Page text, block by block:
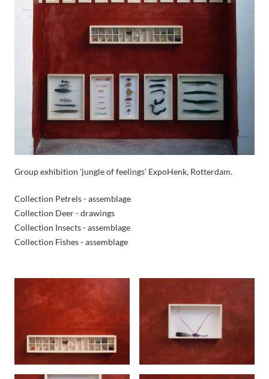
Group exhibition 'jungle of feelings' ExpoHenk, Rotterdam.
Collection Petrels - assemblage
Collection Deer - drawings
Collection Insects - assemblage
Collection Fishes - assemblage